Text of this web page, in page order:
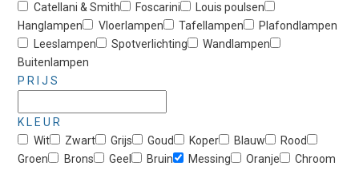
Catellani & Smith
Foscarini
Louis poulsen
Hanglampen
Vloerlampen Tafellampen
Plafondlampen
Leeslampen
Spotverlichting
Wandlampen
Buitenlampen
PRIJS
KLEUR
Wit
Zwart Grijs Goud Koper Blauw
Rood
Groen
Brons Geel Bruin Messing Oranje
Chroom